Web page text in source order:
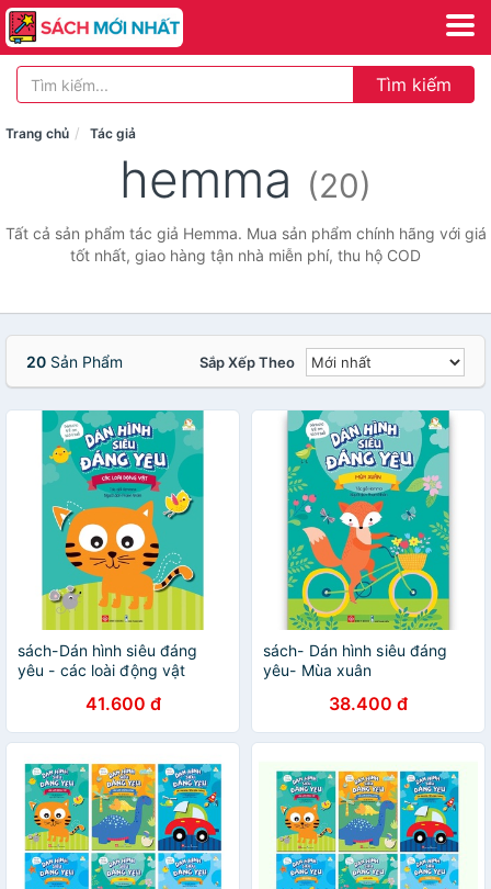
Tìm kiếm
Trang chủ Tác giả
hemma (20)
Tất cả sản phẩm tác giả Hemma. Mua sản phẩm chính hãng với giá
tốt nhất, giao hàng tận nhà miễn phí, thu hộ COD
20 Sản Phẩm Sắp Xếp Theo
sách-Dán hình siêu đáng
yêu - các loài động vật
41.600 đ
sách- Dán hình siêu đáng
yêu- Mùa xuân
38.400 đ